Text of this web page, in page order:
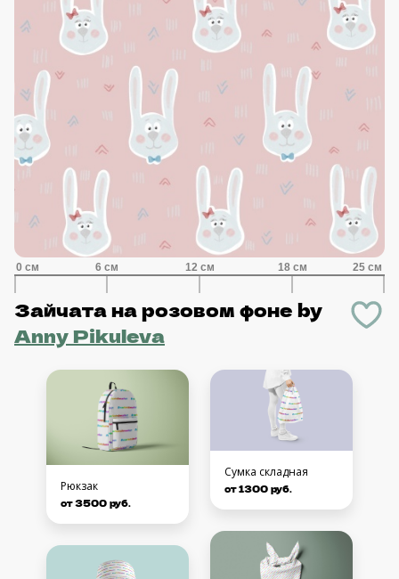
Зайчата на розовом фоне by
Anny Pikuleva
Рюкзак
от 3500 руб.
Сумка складная
от 1300 руб.